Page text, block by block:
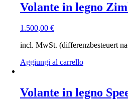
Volante in legno
1.500,00 €
incl. MwSt. (differenzbesteuert
Aggiungi al carrello
Volante in legno